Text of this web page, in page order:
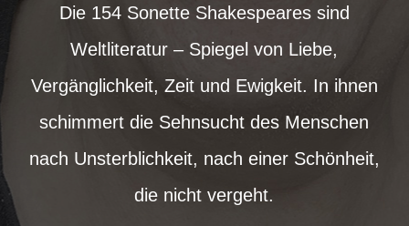
Die 154 Sonette Shakespeares sind
Weltliteratur – Spiegel von Liebe,
Vergänglichkeit, Zeit und Ewigkeit. In ihnen
schimmert die Sehnsucht des Menschen
nach Unsterblichkeit, nach einer Schönheit,
die nicht vergeht.